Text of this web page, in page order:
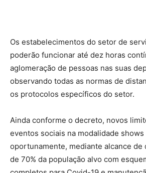
Os estabelecimentos do setor de
poderão funcionar até dez horas
aglomeração de pessoas nas suas
observando todas as normas de
os protocolos específicos do setor.
Ainda conforme o decreto, novos
eventos sociais na modalidade
oportunamente, mediante alcance de
de 70% da população alvo com